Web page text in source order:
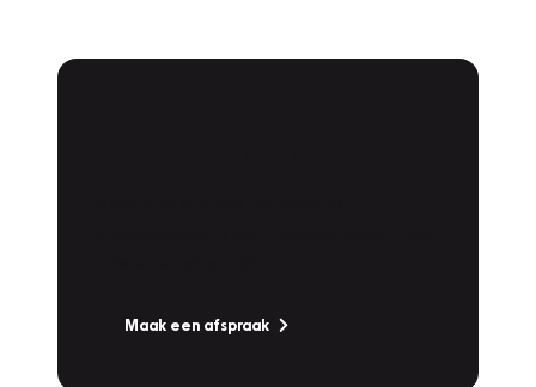
Maak een afspraak